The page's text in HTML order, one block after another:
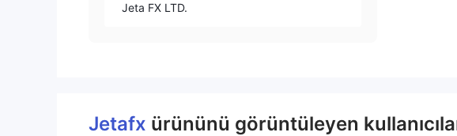
Jeta FX LTD.
Jetafx ürününü görüntüleyen